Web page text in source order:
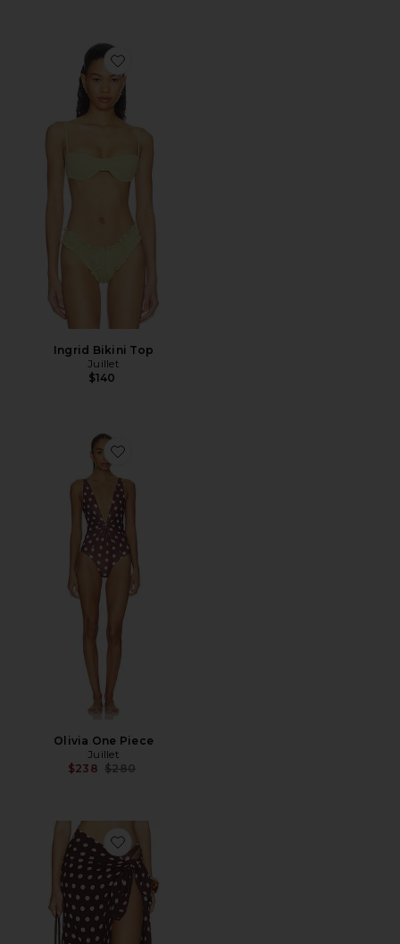
Favorite Ingrid Bikini Top
Ingrid Bikini Top
Juillet
$140
Favorite Olivia One Piece
Olivia One Piece
Juillet
$238 Previous price:
$280
Favorite Paiges Pareo Skirt